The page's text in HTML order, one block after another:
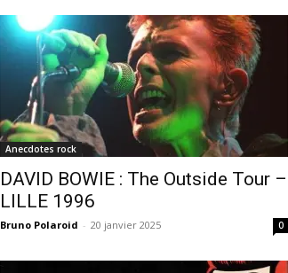
Anecdotes rock
DAVID BOWIE : The Outside Tour –
LILLE 1996
Bruno Polaroid - 20 janvier 2025 0